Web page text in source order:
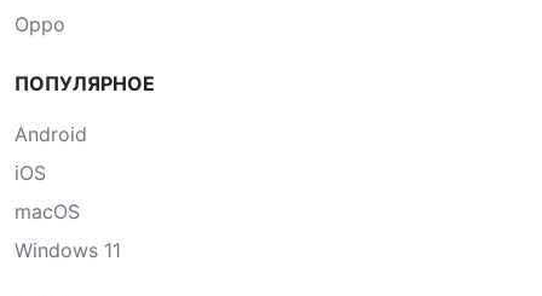
Oppo
ПОПУЛЯРНОЕ
Android
iOS
macOS
Windows 11